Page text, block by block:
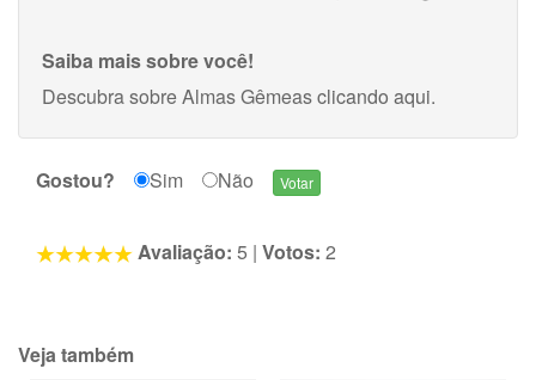
Saiba mais sobre você!
Descubra sobre Almas Gêmeasclicando aqui.
Gostou? Sim Não
Avaliação: 5 | Votos: 2
Veja também